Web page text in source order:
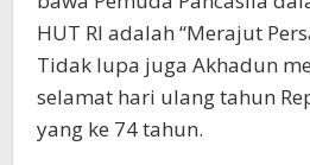
HUT RI adalah “Merajut
Tidak lupa juga Akhadun
selamat hari ulang tahun
yang ke 74 tahun.